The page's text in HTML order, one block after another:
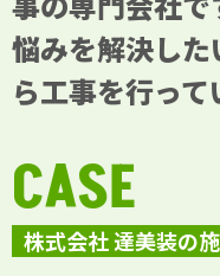
悩みを解決し
ら工事を行って
株式会社 達美装の
CASE